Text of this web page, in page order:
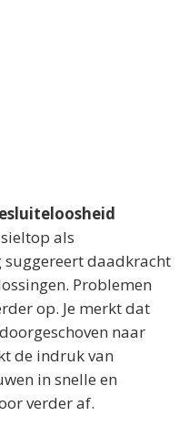
als
daadkracht
Problemen
op. Je merkt dat
naar
de indruk van
in snelle en
verder af.